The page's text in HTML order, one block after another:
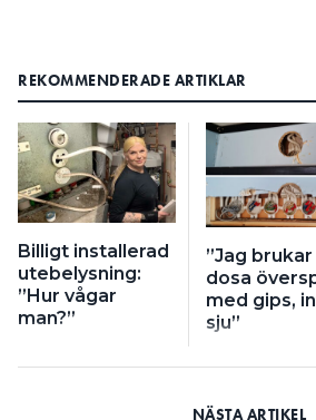
REKOMMENDERADE ARTIKLAR
Billigt installerad
utebelysning:
”Hur vågar
man?”
”Jag
dosa
med gips,
sju”